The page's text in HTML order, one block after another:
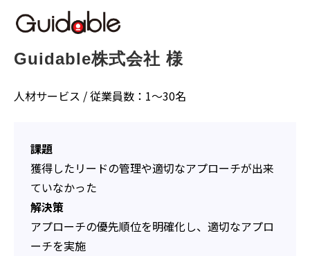
Guidable株式会社 様
人材サービス / 従業員数：1〜30名
課題
獲得したリードの管理や適切なアプローチが出来
ていなかった
解決策
アプローチの優先順位を明確化し、適切なアプロ
ーチを実施